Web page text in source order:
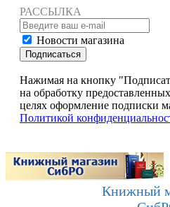
РАССЫЛКА
Новости магазина
Подписаться
Нажимая на кнопку
на обработку
целях оформление подписки
Политикой
Книжный